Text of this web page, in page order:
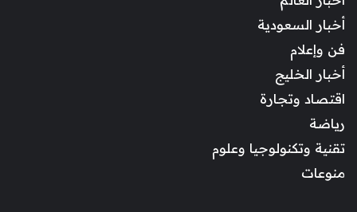
أخبار السعودية
فن وإعلام
أخبار الخليج
اقتصاد وتجارة
رياضة
تقنية وتكنولوجيا وعلوم
منوعات